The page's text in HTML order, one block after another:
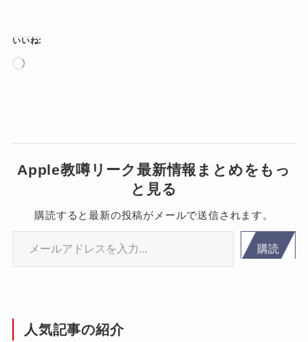
いいね:
読
Apple教噂リーク最新情報まとめをもっ
と見る
購読すると最新の投稿がメールで送信されます。
メールアドレスを入力...
購読
人気記事の紹介